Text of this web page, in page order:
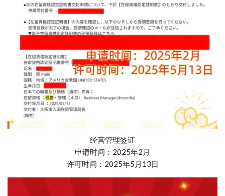
经营管理签证
申请时间：2025年2月
许可时间：2025年5月13日